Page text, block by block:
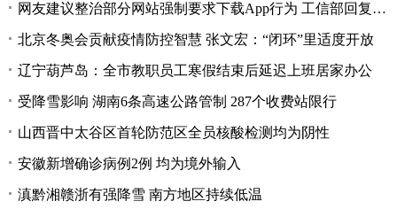
网友建议整治部分网站强制要求下载App行为 工信部回复称将深入研究
北京冬奥会贡献疫情防控智慧 张文宏：“闭环”里适度开放
辽宁葫芦岛：全市教职员工寒假结束后延迟上班居家办公
受降雪影响 湖南6条高速公路管制 287个收费站限行
山西晋中太谷区首轮防范区全员核酸检测均为阴性
安徽新增确诊病例2例 均为境外输入
滇黔湘赣浙有强降雪 南方地区持续低温